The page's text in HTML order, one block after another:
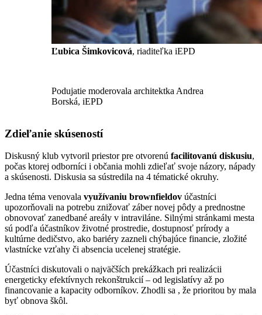
Ľubica Šimkovicová, riaditeľka iEPD
Podujatie moderovala architektka Andrea
Borská, iEPD
Zdieľanie skúseností
Diskusný klub vytvoril priestor pre otvorenú facilitovanú diskusiu,
počas ktorej odborníci i občania mohli zdieľať svoje názory, nápady
a skúsenosti. Diskusia sa sústredila na 4 tématické okruhy.
Jedna téma venovala využívaniu brownfieldov účastníci
upozorňovali na potrebu znižovať záber novej pôdy a prednostne
obnovovať zanedbané areály v intraviláne. Silnými stránkami mesta
sú podľa účastníkov životné prostredie, dostupnosť prírody a
kultúrne dedičstvo, ako bariéry zazneli chýbajúce financie, zložité
vlastnícke vzťahy či absencia ucelenej stratégie.
Účastníci diskutovali o najväčších prekážkach pri realizácii
energeticky efektívnych rekonštrukcií – od legislatívy až po
financovanie a kapacity odborníkov. Zhodli sa , že prioritou by mala
byť obnova škôl.